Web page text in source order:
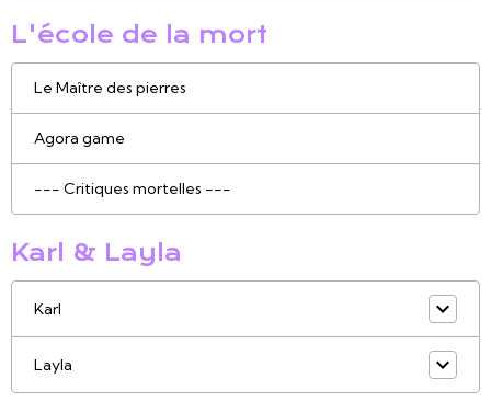
L'école de la mort
Le Maître des pierres
Agora game
--- Critiques mortelles ---
Karl & Layla
Karl
Layla